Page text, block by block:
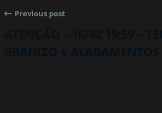
Previous post